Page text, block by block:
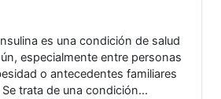
es una condición de salud
especialmente entre personas
o antecedentes familiares
trata de una condición...